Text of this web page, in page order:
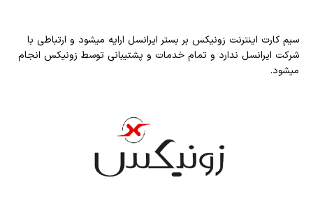
سیم کارت اینترنت زونیکس بر بستر ایرانسل ارایه میشود و ارتباطی با
شرکت ایرانسل ندارد و تمام خدمات و پشتیبانی توسط زونیکس انجام
میشود.